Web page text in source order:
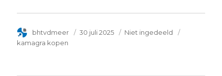
Author
bhtvdmeer
Posted
30 juli 2025 Categorie
Niet ingedeeld
kamagra kopen